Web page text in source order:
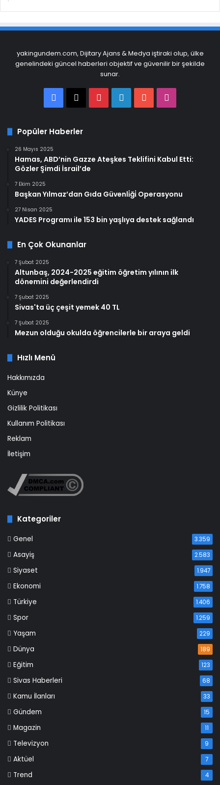
yakingundem.com, Dijitary Ajans & Medya iştiraki olup, ülke
genelindeki güncel haberleri objektif ve güvenilir bir şekilde
sunar.
Facebook
X PinterestLinkedInYouTube
Popüler Haberler
26 Mayıs 2025
Hamas, ABD’nin Gazze Ateşkes Teklifini Kabul Etti:
Gözler Şimdi İsrail’de
7 Ekim 2025
Başkan Yılmaz’dan Gıda Güvenli̇ği̇ Operasyonu
27 Nisan 2025
YADES Programı ile 153 bin yaşlıya destek sağlandı
En Çok Okunanlar
7 Şubat 2025
Altunbaş, 2024-2025 eğitim öğretim yılının ilk
dönemini değerlendirdi
7 Şubat 2025
Sivas'ta üç çeşit yemek 40 TL
7 Şubat 2025
Mezun olduğu okulda öğrencilerle bir araya geldi
Hızlı Menü
Hakkımızda
Künye
Gizlilik Politikası
Kullanım Politikası
Reklam
İletişim
Kategoriler
Genel 3.359
Asayiş 2.583
Siyaset 1.947
Ekonomi 1.758
Türkiye 1.406
Spor 1.259
Yaşam 229
Dünya 189
Eğitim 123
Sivas Haberleri 68
Kamu İlanları 33
Gündem 15
Magazin 11
Televizyon 9
Aktüel 7
Trend 4